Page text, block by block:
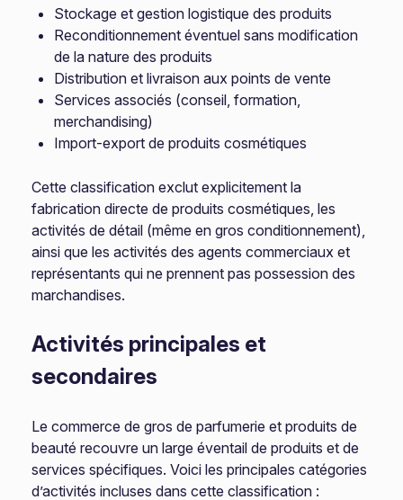
Stockage et gestion logistique des produits
Reconditionnement éventuel sans modification
de la nature des produits
Distribution et livraison aux points de vente
Services associés (conseil, formation,
merchandising)
Import-export de produits cosmétiques
Cette classification exclut explicitement la
fabrication directe de produits cosmétiques, les
activités de détail (même en gros conditionnement),
ainsi que les activités des agents commerciaux et
représentants qui ne prennent pas possession des
marchandises.
Activités principales et
secondaires
Le commerce de gros de parfumerie et produits de
beauté recouvre un large éventail de produits et de
services spécifiques. Voici les principales catégories
d’activités incluses dans cette classification :